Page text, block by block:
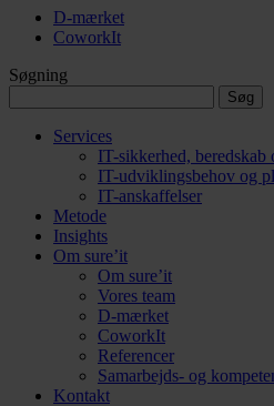
D-mærket
CoworkIt
Søgning
efter:
Services
IT-sikkerhed, beredskab
IT-udviklingsbehov og
IT-anskaffelser
Metode
Insights
Om sure’it
Om sure’it
Vores team
D-mærket
CoworkIt
Referencer
Samarbejds- og
Kontakt